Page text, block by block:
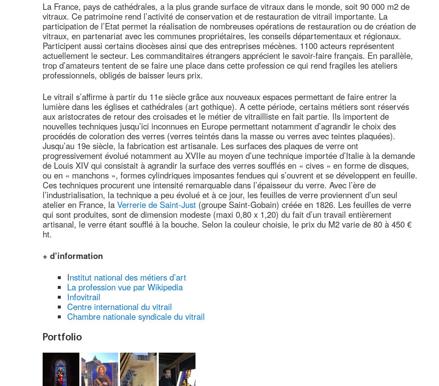
La France, pays de cathédrales, a la plus grande surface de vitraux dans le monde, soit 90 000 m2 de
vitraux. Ce patrimoine rend l’activité de conservation et de restauration de vitrail importante. La
participation de l’Etat permet la réalisation de nombreuses opérations de restauration ou de création de
vitraux, en partenariat avec les communes propriétaires, les conseils départementaux et régionaux.
Participent aussi certains diocèses ainsi que des entreprises mécènes. 1100 acteurs représentent
actuellement le secteur. Les commanditaires étrangers apprécient le savoir-faire français. En parallèle,
trop d’amateurs tentent de se faire une place dans cette profession ce qui rend fragiles les ateliers
professionnels, obligés de baisser leurs prix.
Le vitrail s’affirme à partir du 11e siècle grâce aux nouveaux espaces permettant de faire entrer la
lumière dans les églises et cathédrales (art gothique). A cette période, certains métiers sont réservés
aux aristocrates de retour des croisades et le métier de vitrailliste en fait partie. Ils importent de
nouvelles techniques jusqu’ici inconnues en Europe permettant notamment d’agrandir le choix des
procédés de coloration des verres (verres teintés dans la masse ou verres avec teintes plaquées).
Jusqu’au 19e siècle, la fabrication est artisanale. Les surfaces des plaques de verre ont
progressivement évolué notamment au XVIIe au moyen d’une technique importée d’Italie à la demande
de Louis XIV qui consistait à agrandir la surface des verres soufflés en « cives » en forme de disques,
ou en « manchons », formes cylindriques imposantes fendues qui s’ouvrent et se développent en feuille.
Ces techniques procurent une intensité remarquable dans l’épaisseur du verre. Avec l’ère de
l’industrialisation, la technique a peu évolué et à ce jour, les feuilles de verre proviennent d’un seul
atelier en France, la Verrerie de Saint-Just (groupe Saint-Gobain) créée en 1826. Les feuilles de verre
qui sont produites, sont de dimension modeste (maxi 0,80 x 1,20) du fait d’un travail entièrement
artisanal, le verre étant soufflé à la bouche. Selon la couleur choisie, le prix du M2 varie de 80 à 450 €
ht.
+ d’information
Institut national des métiers d’art
La profession vue par Wikipedia
Infovitrail
Centre international du vitrail
Chambre nationale syndicale du vitrail
Portfolio